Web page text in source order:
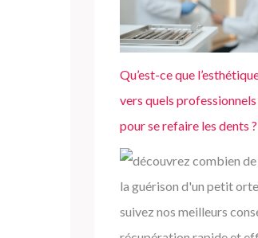
Qu’est-ce que
vers quels
pour se refaire les dents ?